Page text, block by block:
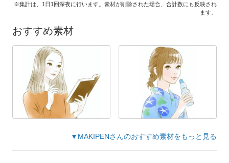
※集計は、1日1回深夜に行います。素材が削除された場合、合計数にも反映され
ます。
おすすめ素材
▼MAKIPENさんのおすすめ素材をもっと見る